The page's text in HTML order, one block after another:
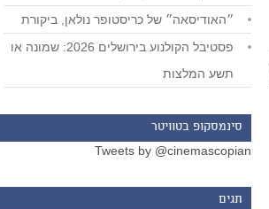
״האודיסאה״ של כריסטופר נולאן, ביקורת
פסטיבל הקולנוע בירושלים 2026: שמונה או
תשע המלצות
סינמסקופ בטוויטר
Tweets by @cinemascopian
תגים